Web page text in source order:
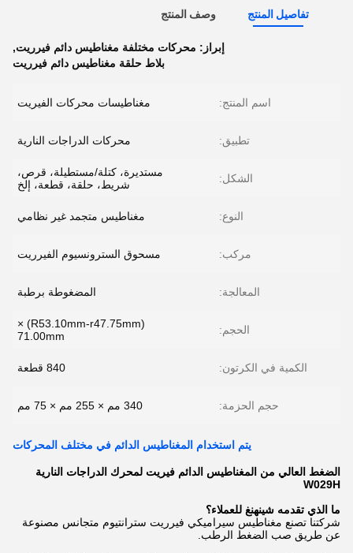
تفاصيل المنتج وصف المنتج
إبراز: محركات مختلفة مغناطيس دائم فيرريت,
بلاط حلقة مغناطيس دائم فيرريت
اسم المنتج: مغناطيسات محركات الفيريت
تطبيق: محركات الدراجات النارية
الشكل:
مستديرة، كتلة/مستطيلة، قرص،
شريط، حلقة، قطعة، إلخ
النوع: مغناطيس متجمد غير نظامي
مركب: مسحوق السترونسيوم الفيرريت
المعالجة: المضغوطة برطبة
الحجم:
(R53.10mm-r47.75mm) ×
71.00mm
الكمية في الكرتون: 840 قطعة
حجم الحزمة: 340 مم × 255 مم × 75 مم
يتم استخدام المغناطيس الدائم في مختلف المحركات
الضغط العالي من المغناطيس الدائم فيريت لمحرك الدراجات النارية
W029H
ما الذي تقدمه شينهنغ للعملاء؟
شركتنا تصنع مغناطيس سيراميكي فيرريت سترانتيوم متجانس مصنوعة
عن طريق صب الضغط الرطب.